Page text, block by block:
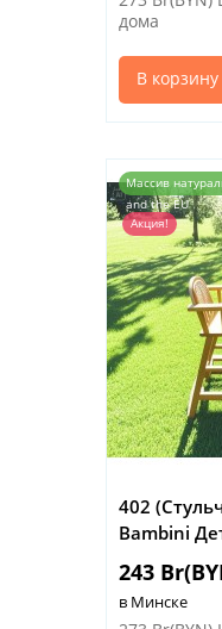
дома
В корзину
Массив
and the EU
Акция!
402
Bambini
243
в Минске